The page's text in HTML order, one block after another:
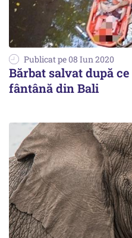
Publicat pe 08 Iun 2020
Bărbat salvat după
fântână din Bali